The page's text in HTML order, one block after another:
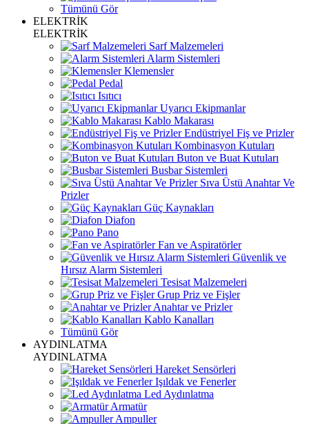
Tümünü Gör
ELEKTRİK
ELEKTRİK
Sarf Malzemeleri
Alarm Sistemleri
Klemensler
Pedal
Isıtıcı
Uyarıcı Ekipmanlar
Kablo Makarası
Endüstriyel Fiş ve Prizler
Kombinasyon Kutuları
Buton ve Buat Kutuları
Busbar Sistemleri
Sıva Üstü Anahtar Ve
Prizler
Güç Kaynakları
Diafon
Pano
Fan ve Aspiratörler
Güvenlik ve
Hırsız Alarm Sistemleri
Tesisat Malzemeleri
Grup Priz ve Fişler
Anahtar ve Prizler
Kablo Kanalları
Tümünü Gör
AYDINLATMA
AYDINLATMA
Hareket Sensörleri
Işıldak ve Fenerler
Led Aydınlatma
Armatür
Ampuller